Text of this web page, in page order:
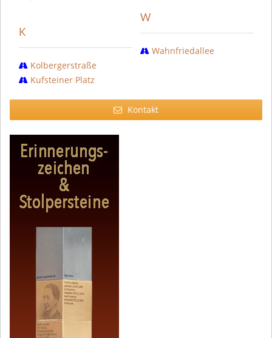
K
Kolbergerstraße
Kufsteiner Platz
W
Wahnfriedallee
Kontakt